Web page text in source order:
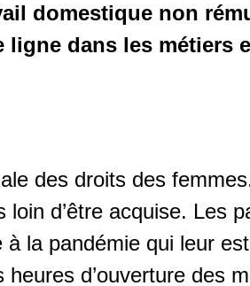
domestique non
dans les métiers
des droits des
d’être acquise. Les
la pandémie qui leur
d’ouverture des